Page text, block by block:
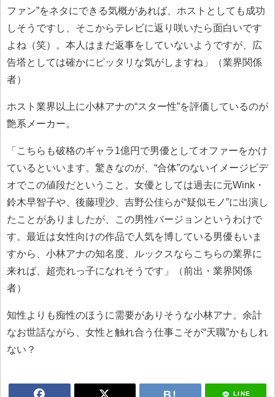
ファン”をネタにできる気概があれば、ホストとしても成功
しそうですし、そこからテレビに返り咲いたら面白いです
よね（笑）。本人はまだ返事をしていないようですが、広
告塔としては確かにピッタリな気がしますね」（業界関係
者）
ホスト業界以上に小林アナの“スター性”を評価しているのが
艶系メーカー。
「こちらも破格のギャラ1億円で男優としてオファーをかけ
ているといいます。驚きなのが、“合体”のないイメージビデ
オでこの値段だということ。女優としては過去に元Wink・
鈴木早智子や、後藤理沙、吉野公佳らが“疑似モノ”に出演し
たことがありましたが、この男性バージョンというわけで
す。最近は女性向けの作品で人気を博している男優もいま
すから、小林アナの知名度、ルックスならこちらの業界に
来れば、超売れっ子になれそうです」（前出・業界関係
者）
知性よりも痴性のほうに需要がありそうな小林アナ。余計
なお世話ながら、女性と触れ合う仕事こそが“天職”かもしれ
ない？
LINE